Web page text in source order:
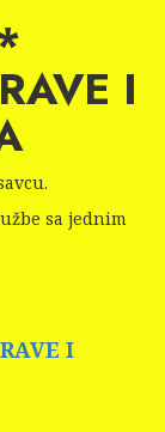
I
sa jednim
I